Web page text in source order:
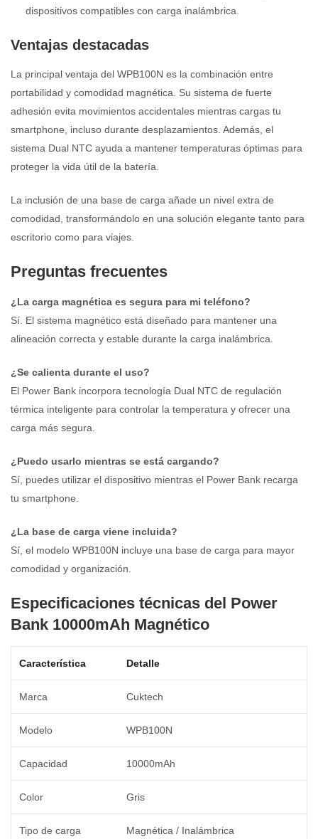
dispositivos compatibles con carga inalámbrica.
Ventajas destacadas
La principal ventaja del WPB100N es la combinación entre
portabilidad y comodidad magnética. Su sistema de fuerte
adhesión evita movimientos accidentales mientras cargas tu
smartphone, incluso durante desplazamientos. Además, el
sistema Dual NTC ayuda a mantener temperaturas óptimas para
proteger la vida útil de la batería.
La inclusión de una base de carga añade un nivel extra de
comodidad, transformándolo en una solución elegante tanto para
escritorio como para viajes.
Preguntas frecuentes
¿La carga magnética es segura para mi teléfono?
Sí. El sistema magnético está diseñado para mantener una
alineación correcta y estable durante la carga inalámbrica.
¿Se calienta durante el uso?
El Power Bank incorpora tecnología Dual NTC de regulación
térmica inteligente para controlar la temperatura y ofrecer una
carga más segura.
¿Puedo usarlo mientras se está cargando?
Sí, puedes utilizar el dispositivo mientras el Power Bank recarga
tu smartphone.
¿La base de carga viene incluida?
Sí, el modelo WPB100N incluye una base de carga para mayor
comodidad y organización.
Especificaciones técnicas del Power
Bank 10000mAh Magnético
Característica Detalle
Marca Cuktech
Modelo WPB100N
Capacidad 10000mAh
Color Gris
Tipo de carga Magnética / Inalámbrica